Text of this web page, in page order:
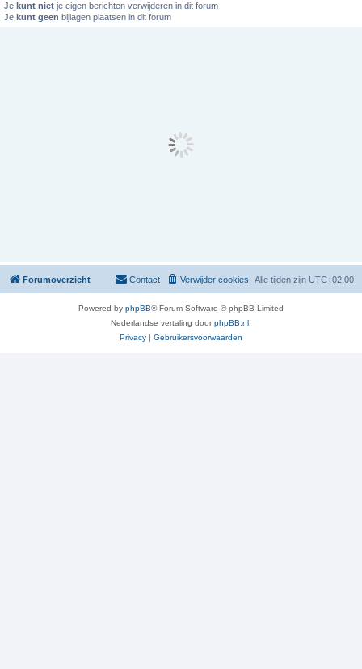
Je kunt niet je eigen berichten verwijderen in dit forum
Je kunt geen bijlagen plaatsen in dit forum
Forumoverzicht Alle tijden zijn UTC+02:00
Verwijder cookies
Contact
Powered by phpBB® Forum Software © phpBB Limited
Nederlandse vertaling doorphpBB.nl
Privacy | Gebruikersvoorwaarden